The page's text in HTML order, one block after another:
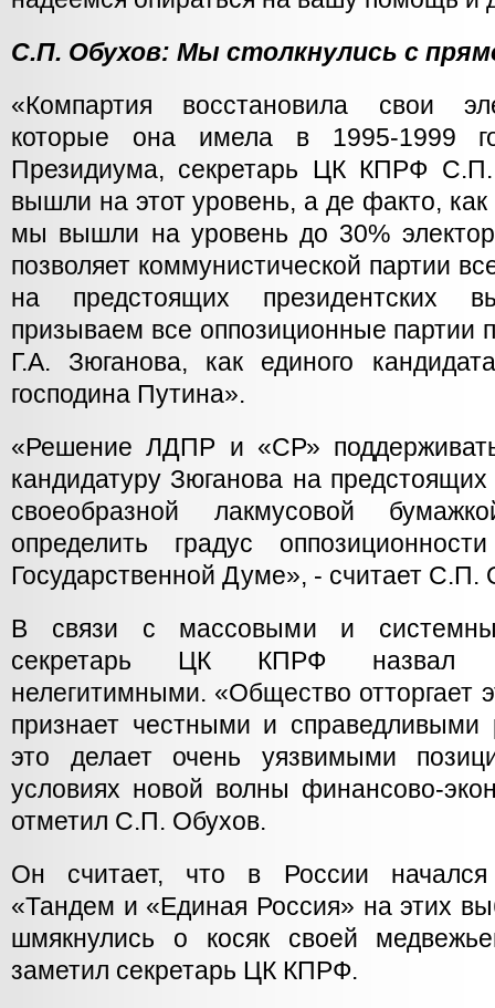
С.П. Обухов: Мы столкнулись с
«Компартия восстановила свои
которые она имела в 1995-1999
Президиума, секретарь ЦК КПРФ
вышли на этот уровень, а де факто,
мы вышли на уровень до 30%
позволяет коммунистической партии
на предстоящих президентских
призываем все оппозиционные партии
Г.А. Зюганова, как единого
господина Путина».
«Решение ЛДПР и «СР»
кандидатуру Зюганова на
своеобразной лакмусовой
определить градус
Государственной Думе», - считает С.П.
В связи с массовыми и
секретарь ЦК КПРФ назвал
нелегитимными. «Общество отторгает
признает честными и справедливыми
это делает очень уязвимыми
условиях новой волны финансово-
отметил С.П. Обухов.
Он считает, что в России начался
«Тандем и «Единая Россия» на этих
шмякнулись о косяк своей
заметил секретарь ЦК КПРФ.